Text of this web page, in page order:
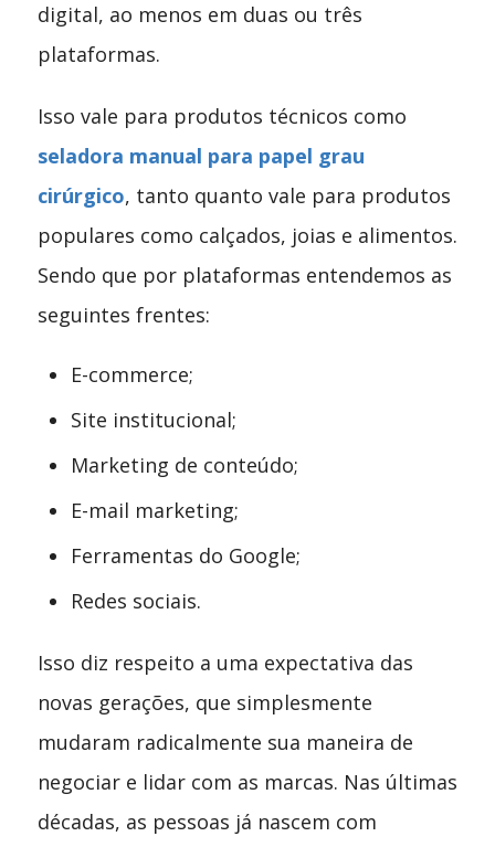
digital, ao menos em duas ou três
plataformas.
Isso vale para produtos técnicos como
seladora manual para papel grau
cirúrgico, tanto quanto vale para produtos
populares como calçados, joias e alimentos.
Sendo que por plataformas entendemos as
seguintes frentes:
E-commerce;
Site institucional;
Marketing de conteúdo;
E-mail marketing;
Ferramentas do Google;
Redes sociais.
Isso diz respeito a uma expectativa das
novas gerações, que simplesmente
mudaram radicalmente sua maneira de
negociar e lidar com as marcas. Nas últimas
décadas, as pessoas já nascem com